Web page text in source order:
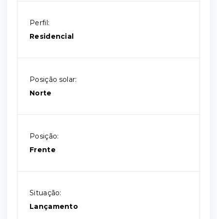
Perfil:
Residencial
Posição solar:
Norte
Posição:
Frente
Situação:
Lançamento